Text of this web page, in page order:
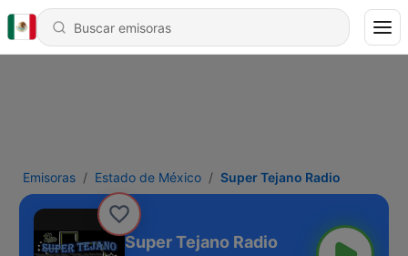
Emisoras Estado de México Super Tejano Radio
Super Tejano Radio